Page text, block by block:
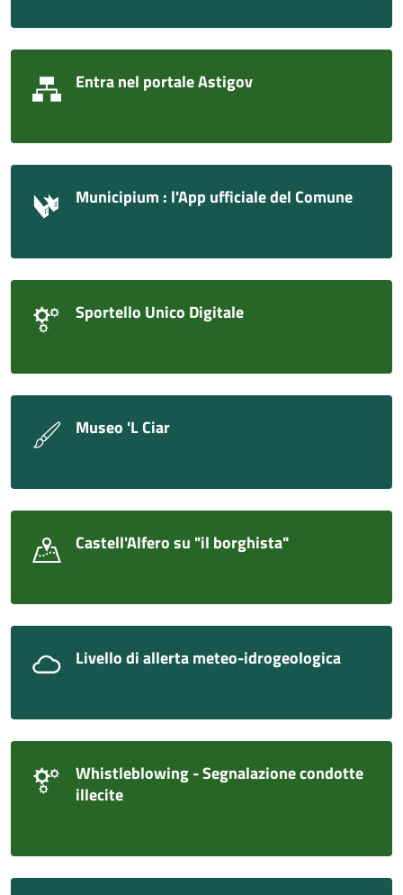
Entra nel portale Astigov
Municipium : l'App ufficiale del Comune
Sportello Unico Digitale
Museo 'L Ciar
Castell'Alfero su "il borghista"
Livello di allerta meteo-idrogeologica
Whistleblowing - Segnalazione condotte
illecite